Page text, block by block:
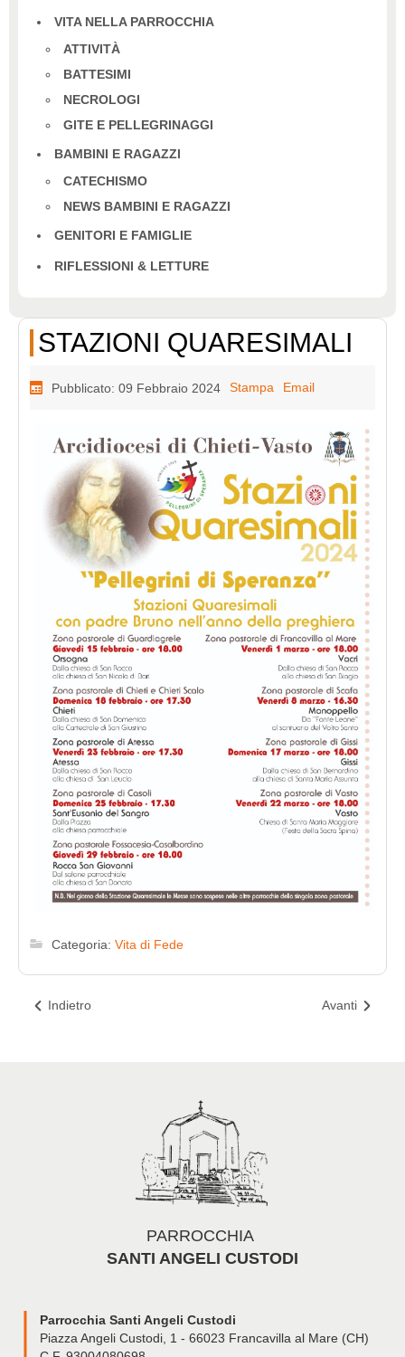
VITA NELLA PARROCCHIA
ATTIVITÀ
BATTESIMI
NECROLOGI
GITE E PELLEGRINAGGI
BAMBINI E RAGAZZI
CATECHISMO
NEWS BAMBINI E RAGAZZI
GENITORI E FAMIGLIE
RIFLESSIONI & LETTURE
STAZIONI QUARESIMALI
Pubblicato: 09 Febbraio 2024 Stampa Email
Categoria:Vita di Fede
Indietro Avanti
PARROCCHIA
SANTI ANGELI CUSTODI
Parrocchia Santi Angeli Custodi
Piazza Angeli Custodi, 1 - 66023 Francavilla al Mare (CH)